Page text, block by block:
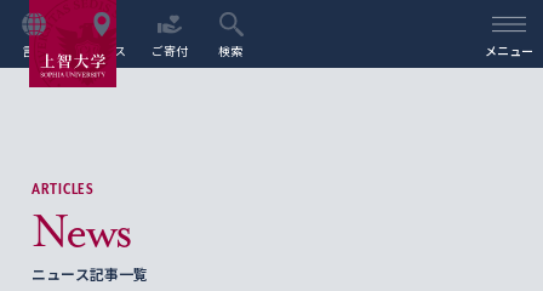
言語 アクセス ご寄付 検索 メニュー
ARTICLES
News
ニュース記事一覧